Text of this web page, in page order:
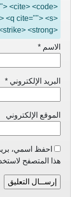
<cite> <code>
<q cite=""> <s>
<strong>
الاسم *
البريد الإلكتروني *
الموقع الإلكتروني
احفظ اسمي،
هذا المتصفح